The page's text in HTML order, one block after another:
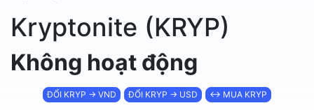
Kryptonite (KRYP)
Không hoạt động
ĐỔI KRYP → VND ĐỔI KRYP → USD ↔ MUA KRYP